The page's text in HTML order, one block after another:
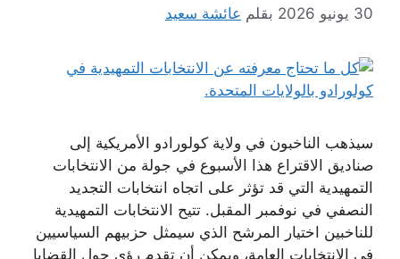
30 يونيو 2026 بقلم عائشة سعيد
سيذهب الناخبون في ولاية كولورادو الأمريكية إلى
صناديق الاقتراع هذا الأسبوع في جولة من الانتخابات
التمهيدية التي قد تؤثر على اتجاه انتخابات التجديد
النصفي في نوفمبر المقبل. تتيح الانتخابات التمهيدية
للناخبين اختيار المرشح الذي سيمثل حزبيهم السياسيين
في الانتخابات العامة، ويمكن أن تقدم رؤى حول القضايا